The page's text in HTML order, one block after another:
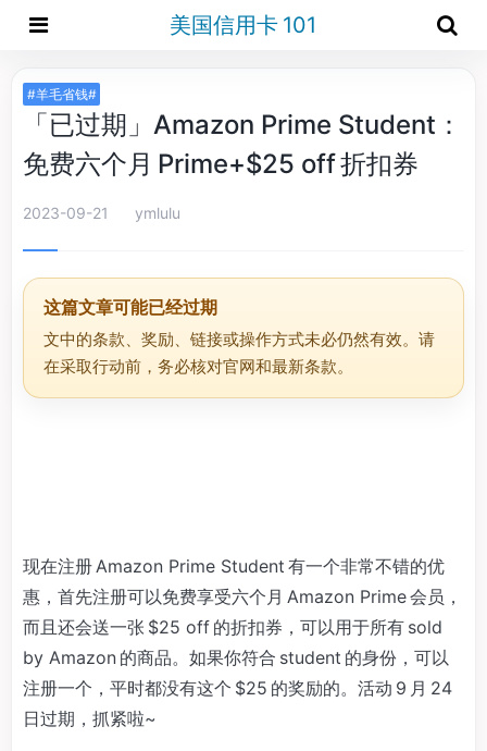
美国信用卡 101
#羊毛省钱#
「已过期」Amazon Prime Student：
免费六个月 Prime+$25 off 折扣券
2023-09-21 ymlulu
这篇文章可能已经过期
文中的条款、奖励、链接或操作方式未必仍然有效。请
在采取行动前，务必核对官网和最新条款。
现在注册 Amazon Prime Student 有一个非常不错的优
惠，首先注册可以免费享受六个月 Amazon Prime 会员，
而且还会送一张 $25 off 的折扣券，可以用于所有 sold
by Amazon 的商品。如果你符合 student 的身份，可以
注册一个，平时都没有这个 $25 的奖励的。活动 9 月 24
日过期，抓紧啦~